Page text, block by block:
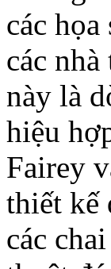
các
các
này là
hiệu
Fairey
thiết kế
các